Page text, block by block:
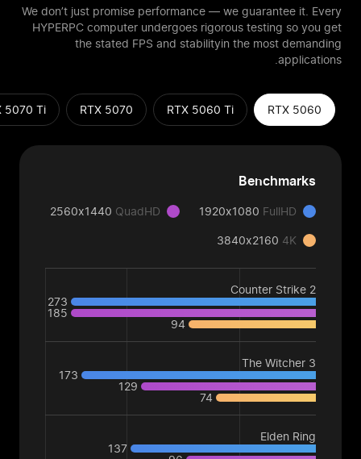
We don’t just promise performance — we guarantee it. Every
HYPERPC computer undergoes rigorous testing so you get
the stated FPS and stabilityin the most demanding
applications.
RTX 5060
RTX 5060 Ti
RTX 5070
5070 Ti
Benchmarks
1920x1080 FullHD
2560x1440 QuadHD
3840x2160 4K
Counter Strike 2
273
185
94
The Witcher 3
173
129
74
Elden Ring
137